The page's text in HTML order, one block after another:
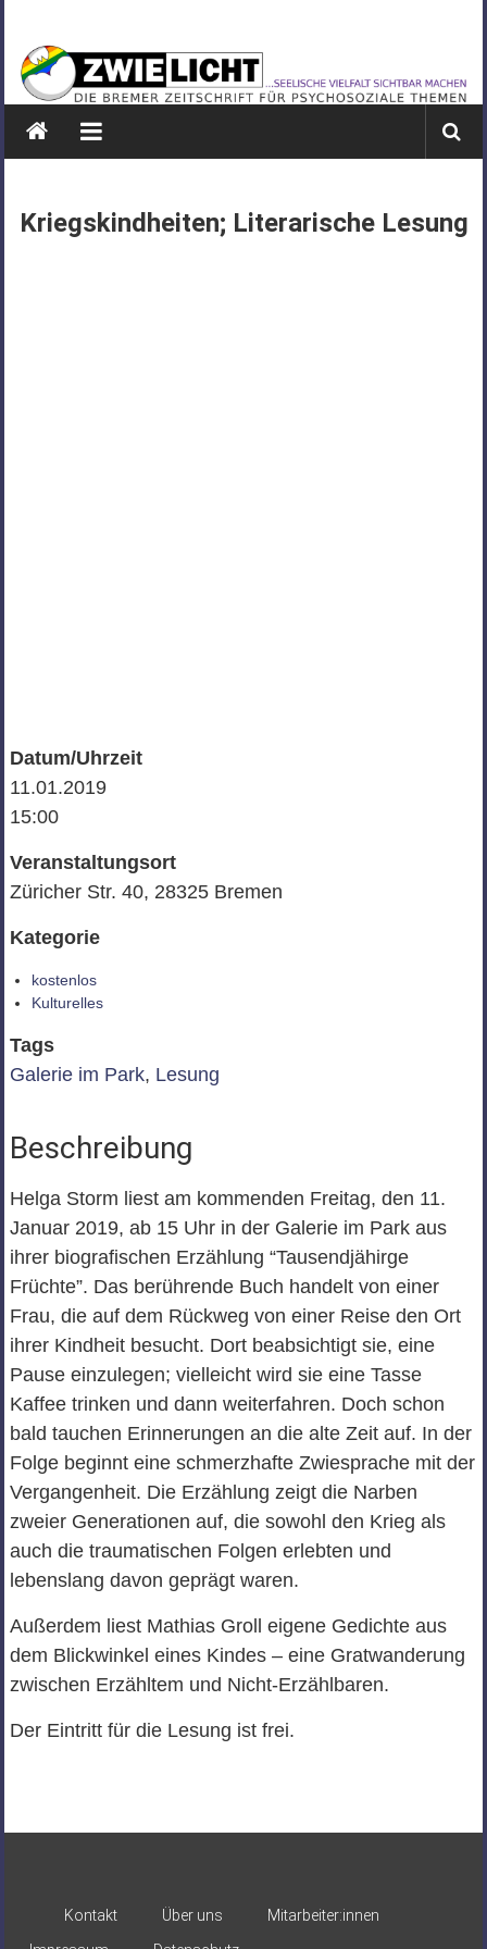
springen
ZWIELICHT
BREMEN
DIE
PSYCHOSOZIALE
Kriegskindheiten; Literarische Lesung
Datum/Uhrzeit
11.01.2019
15:00
Veranstaltungsort
Züricher Str. 40, 28325 Bremen
Kategorie
kostenlos
Kulturelles
Tags
Galerie im Park, Lesung
Beschreibung
Helga Storm liest am kommenden Freitag, den 11.
Januar 2019, ab 15 Uhr in der Galerie im Park aus
ihrer biografischen Erzählung “Tausendjähirge
Früchte”. Das berührende Buch handelt von einer
Frau, die auf dem Rückweg von einer Reise den Ort
ihrer Kindheit besucht. Dort beabsichtigt sie, eine
Pause einzulegen; vielleicht wird sie eine Tasse
Kaffee trinken und dann weiterfahren. Doch schon
bald tauchen Erinnerungen an die alte Zeit auf. In der
Folge beginnt eine schmerzhafte Zwiesprache mit der
Vergangenheit. Die Erzählung zeigt die Narben
zweier Generationen auf, die sowohl den Krieg als
auch die traumatischen Folgen erlebten und
lebenslang davon geprägt waren.
Außerdem liest Mathias Groll eigene Gedichte aus
dem Blickwinkel eines Kindes – eine Gratwanderung
zwischen Erzähltem und Nicht-Erzählbaren.
Der Eintritt für die Lesung ist frei.
Kontakt Über uns
Mitarbeiter:innen